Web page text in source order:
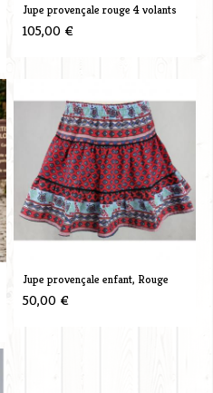
Jupe provençale rouge 4 volants
105,00 €
Jupe provençale enfant, Rouge
50,00 €